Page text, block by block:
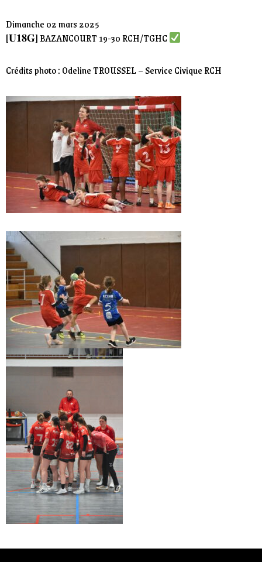
Dimanche 02 mars 2025
[𝐔𝟏𝟖𝐆] BAZANCOURT 19-30 RCH/TGHC
Crédits photo : Odeline TROUSSEL – Service Civique RCH